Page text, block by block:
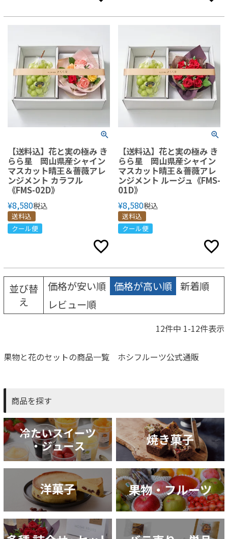
【送料込】花と実の極み き
らら星 岡山県産シャイン
マスカット晴王＆薔薇アレ
ンジメント カラフル
《FMS-02D》
¥8,580税込
送料込
クール便
【送料込】花と実の極み き
らら星 岡山県産シャイン
マスカット晴王＆薔薇アレ
ンジメント ルージュ《FMS-
01D》
¥8,580税込
送料込
クール便
並び替
え
価格が安い順 価格が高い順
新着順
レビュー順
12件中 1-12件表示
果物と花のセットの商品一覧 ホシフルーツ公式通販
商品を探す